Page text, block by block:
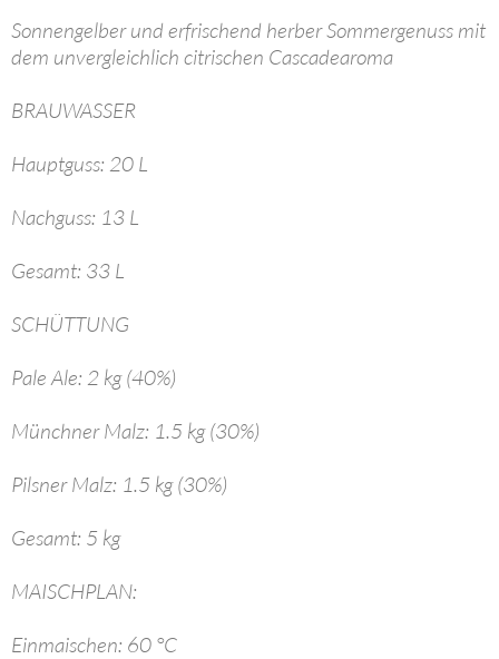
Sonnengelber und erfrischend herber Sommergenuss mit
dem unvergleichlich citrischen Cascadearoma
BRAUWASSER
Hauptguss: 20 L
Nachguss: 13 L
Gesamt: 33 L
SCHÜTTUNG
Pale Ale: 2 kg (40%)
Münchner Malz: 1.5 kg (30%)
Pilsner Malz: 1.5 kg (30%)
Gesamt: 5 kg
MAISCHPLAN:
Einmaischen: 60 °C